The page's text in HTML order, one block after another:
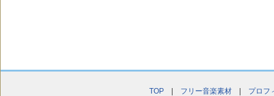
TOP| フリー音楽素材| プロフ